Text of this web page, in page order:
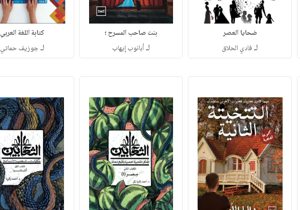
ضحايا العصر
لـفادي الحلاق
بنت صاحب المسرح ؛
لـأبانوب إيهاب
كتابة اللغة العربي
لـجوزيف حماتي